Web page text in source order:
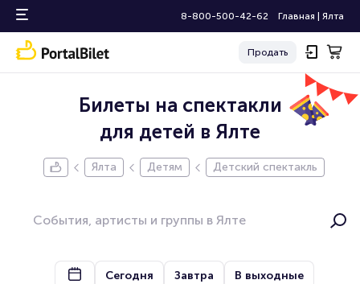
8-800-500-42-62 Главная Ялта
Продать
Билеты на спектакли
для детей в Ялте
Ялта Детям Детский спектакль
Сегодня Завтра В выходные